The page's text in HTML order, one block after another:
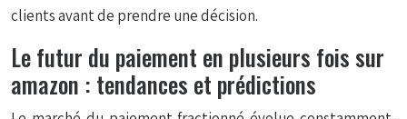
clients avant de prendre une décision.
Le futur du paiement en plusieurs fois sur
amazon : tendances et prédictions